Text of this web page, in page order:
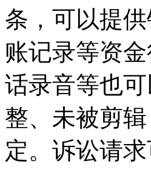
条，可以提
账记录等资
话录音等也
整、未被剪
定。诉讼请